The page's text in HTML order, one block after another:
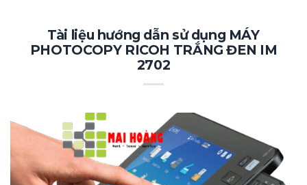
Tài liệu hướng dẫn sử dụng MÁY
PHOTOCOPY RICOH TRẮNG ĐEN IM
2702